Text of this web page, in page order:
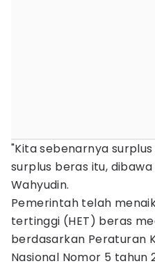
"Kita sebenarnya
surplus beras itu,
Wahyudin.
Pemerintah telah
tertinggi (HET) beras
berdasarkan Peraturan
Nasional Nomor 5